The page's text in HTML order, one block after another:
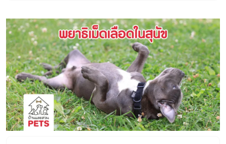
พร้อมของบ้าน” ก่อนจะเลี้ยงหมา ลองถามตัวเองด้วยคำถาม
เหล่านี้อย่างตรงไปตรงมา เพราะหมาไม่ใช่ของเล่นที่คืนให้ฟาร์ม
ได้ ถ้าเลี้ยงแล้ว “ไม่เวิร์ก” เขาคือชีวิตที่ผูกพันกับเราในแบบที่เขา
ไม่มีทางเลือก 2. เลือกหมาที่ “เข้ากับเรา” ไม่ใช่แค่ “เราชอบ”
อย่าเลือกหมาจากแค่รูปร่างหน้าตา หรือเพราะเขากำลังดัง หรือ
อยู่ในกระแส แต่สิ่งที่ควรพิจารณาร่วมด้วย คือ คำแนะนำ : ถ้า
คุณยังไม่แน่ใจ ลองไปเดินเล่นที่ศูนย์พักพิงสัตว์ หรือลองเจอ
หมาหลายพันธุ์ตัวจริงก่อนตัดสินใจ 3. วันแรกของหมา ไม่ใช่วัน
แห่งความน่ารัก แต่คือวันของความกลัว หมาเปลี่ยนที่นอน
เปลี่ยนคนดูแล เปลี่ยนเสียงรอบตัว ทั้งหมดนี้คือ “ความเครียด”